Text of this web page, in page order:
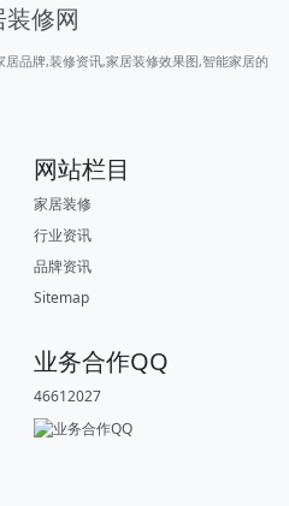
装修网
品牌,装修资讯,家居装修效果图,智能家居的
网站栏目
家居装修
行业资讯
品牌资讯
Sitemap
业务合作QQ
46612027